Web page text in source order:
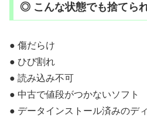
◎ こんな状態でも捨てら
● 傷だらけ
● ひび割れ
● 読み込み不可
● 中古で値段がつかないソフト
● データインストール済みのデ